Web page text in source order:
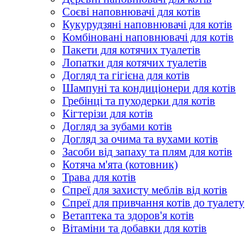
Соєві наповнювачі для котів
Кукурудзяні наповнювачі для котів
Комбіновані наповнювачі для котів
Пакети для котячих туалетів
Лопатки для котячих туалетів
Догляд та гігієна для котів
Шампуні та кондиціонери для котів
Гребінці та пуходерки для котів
Кігтерізи для котів
Догляд за зубами котів
Догляд за очима та вухами котів
Засоби від запаху та плям для котів
Котяча м'ята (котовник)
Трава для котів
Спреї для захисту меблів від котів
Спреї для привчання котів до туалету
Ветаптека та здоров'я котів
Вітаміни та добавки для котів